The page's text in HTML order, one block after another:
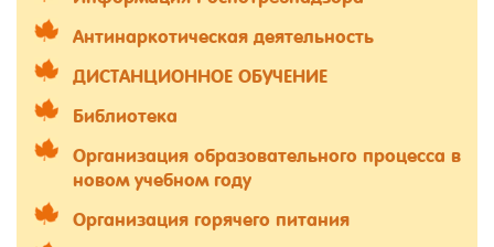
Антинаркотическая деятельность
ДИСТАНЦИОННОЕ ОБУЧЕНИЕ
Библиотека
Организация образовательного процесса в
новом учебном году
Организация горячего питания